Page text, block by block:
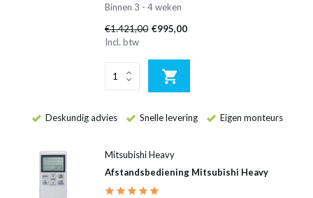
Binnen 3 - 4 weken
€1.421,00 €995,00
Incl. btw
Deskundig advies Snelle levering Eigen monteurs
Mitsubishi Heavy
Afstandsbediening Mitsubishi Heavy